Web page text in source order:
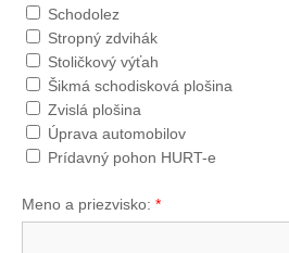
Schodolez
Stropný zdvihák
Stoličkový výťah
Šikmá schodisková plošina
Zvislá plošina
Úprava automobilov
Prídavný pohon HURT-e
Meno a priezvisko: *